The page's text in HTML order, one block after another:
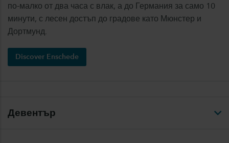
по-малко от два часа с влак, а до Германия за само 10
минути, с лесен достъп до градове като Мюнстер и
Дортмунд.
Discover Enschede
Девентър